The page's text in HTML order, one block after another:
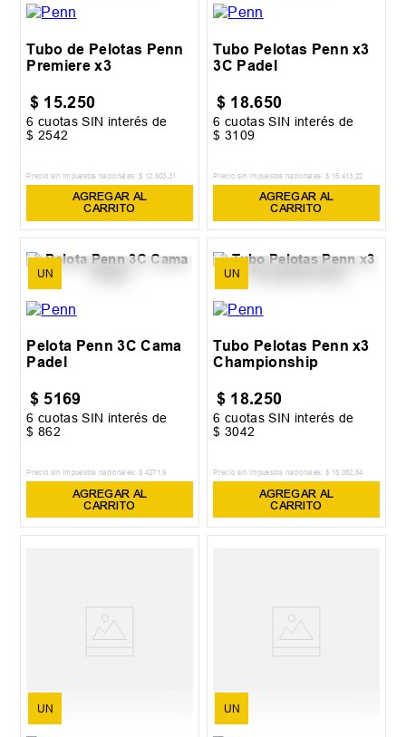
Tubo de Pelotas Penn
Premiere x3
$ 15.250
6 cuotas SIN interés de
$ 2542
Precio sin impuestos nacionales: $ 12 603 31
AGREGAR AL
CARRITO
Tubo Pelotas Penn x3
3C Padel
$ 18.650
6 cuotas SIN interés de
$ 3109
Precio sin impuestos nacionales: $ 15 413 22
AGREGAR AL
CARRITO
UN
Pelota Penn 3C Cama
Padel
$ 5169
6 cuotas SIN interés de
$ 862
Precio sin impuestos nacionales: $ 4271 ,9
AGREGAR AL
CARRITO
UN
Tubo Pelotas Penn x3
Championship
$ 18.250
6 cuotas SIN interés de
$ 3042
Precio sin impuestos nacionales: $ 15.082 ,64
AGREGAR AL
CARRITO
UN UN